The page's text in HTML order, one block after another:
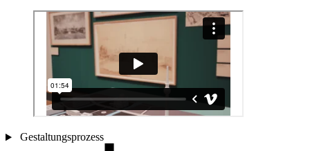
Gestaltungsprozess